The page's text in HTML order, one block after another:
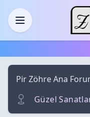
Skip to main content
Menü
Pir Zöhre Ana
Güzel